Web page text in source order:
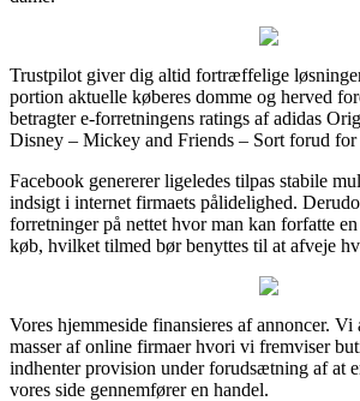
Trustpilot giver dig altid fortræffelige
portion aktuelle køberes domme og herved
betragter e-forretningens ratings af adidas
Disney – Mickey and Friends – Sort forud for
Facebook genererer ligeledes tilpas stabile
indsigt i internet firmaets pålidelighed.
forretninger på nettet hvor man kan forfatte
køb, hvilket tilmed bør benyttes til at afveje
Vores hjemmeside finansieres af annoncer. Vi
masser af online firmaer hvori vi fremviser
indhenter provision under forudsætning af at
vores side gennemfører en handel.